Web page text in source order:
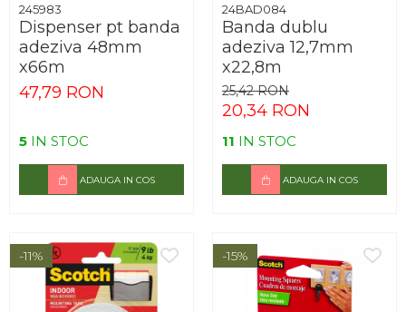
245983
Dispenser pt banda
adeziva 48mm
x66m
47,79 RON
5 IN STOC
ADAUGA IN COS
24BAD084
Banda dublu
adeziva 12,7mm
x22,8m
25,42 RON
20,34 RON
11 IN STOC
ADAUGA IN COS
-11% -15%